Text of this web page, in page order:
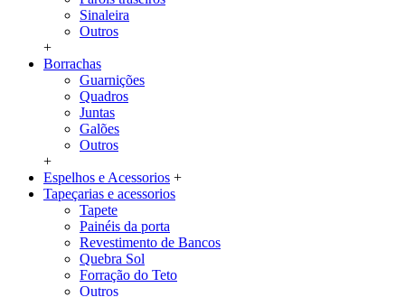
Sinaleira
Outros
+
Borrachas
Guarnições
Quadros
Juntas
Galões
Outros
+
Espelhos e Acessorios +
Tapeçarias e acessorios
Tapete
Painéis da porta
Revestimento de Bancos
Quebra Sol
Forração do Teto
Outros